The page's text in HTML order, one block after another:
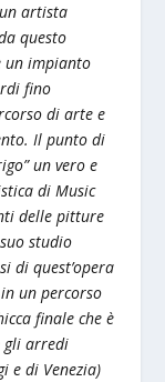
artista
questo
un impianto
fino
di arte e
Il punto di
un vero e
di Music
delle pitture
studio
di quest’opera
un percorso
finale che è
gli arredi
e di Venezia)